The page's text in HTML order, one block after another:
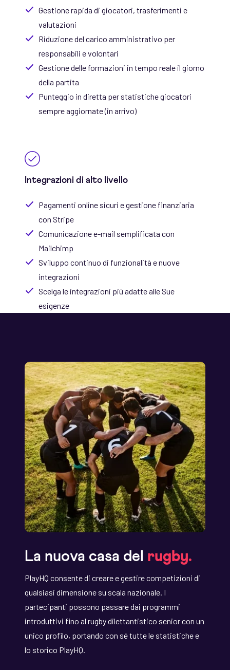
Gestione rapida di giocatori, trasferimenti e
valutazioni
Riduzione del carico amministrativo per
responsabili e volontari
Gestione delle formazioni in tempo reale il giorno
della partita
Punteggio in diretta per statistiche giocatori
sempre aggiornate (in arrivo)
Integrazioni di alto livello
Pagamenti online sicuri e gestione finanziaria
con Stripe
Comunicazione e-mail semplificata con
Mailchimp
Sviluppo continuo di funzionalità e nuove
integrazioni
Scelga le integrazioni più adatte alle Sue
esigenze
La nuova casa del rugby.
PlayHQ consente di creare e gestire competizioni di
qualsiasi dimensione su scala nazionale. I
partecipanti possono passare dai programmi
introduttivi fino al rugby dilettantistico senior con un
unico profilo, portando con sé tutte le statistiche e
lo storico PlayHQ.